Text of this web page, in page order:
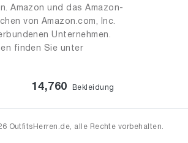
Amazon und das Amazon-
von Amazon.com, Inc.
Unternehmen.
finden Sie unter
14,760 Bekleidung
OutfitsHerren.de, alle Rechte vorbehalten.